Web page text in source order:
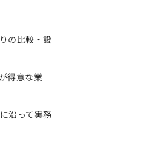
の比較・設
得意な業
沿って実務